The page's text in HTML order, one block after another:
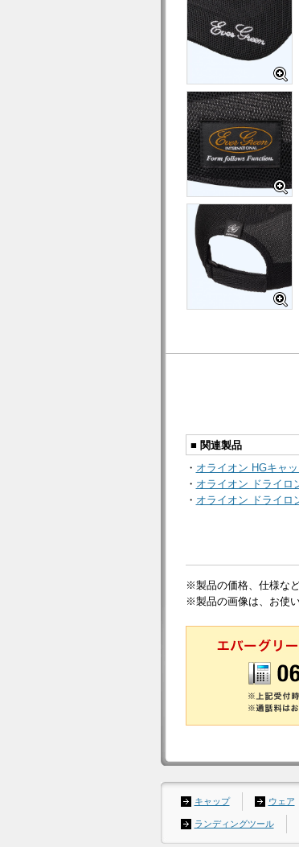
■ 関連製品
・ オライオン HGキャ
・ オライオン ドライロ
・ オライオン ドライロ
※製品の価格、仕様な
※製品の画像は、お使
キャップ ウェア
ランディングツール